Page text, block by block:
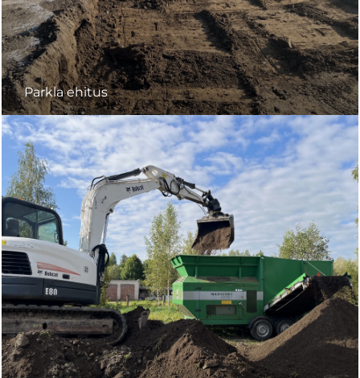
Parkla ehitus